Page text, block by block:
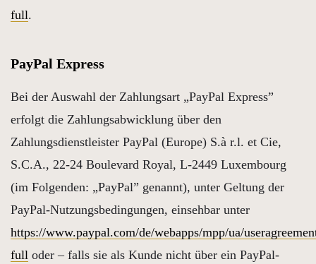
full.
PayPal Express
Bei der Auswahl der Zahlungsart „PayPal Express”
erfolgt die Zahlungsabwicklung über den
Zahlungsdienstleister PayPal (Europe) S.à r.l. et Cie,
S.C.A., 22-24 Boulevard Royal, L-2449 Luxembourg
(im Folgenden: „PayPal” genannt), unter Geltung der
PayPal-Nutzungsbedingungen, einsehbar unter
https://www.paypal.com/de/webapps/mpp/ua/
full oder – falls sie als Kunde nicht über ein PayPal-